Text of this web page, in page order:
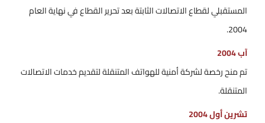
المستقبلي لقطاع الاتصالات الثابتة بعد تحرير القطاع في نهاية العام
2004.
آب 2004
تم منح رخصة لشركة أمنية للهواتف المتنقلة لتقديم خدمات الاتصالات
المتنقلة.
تشرين أول 2004